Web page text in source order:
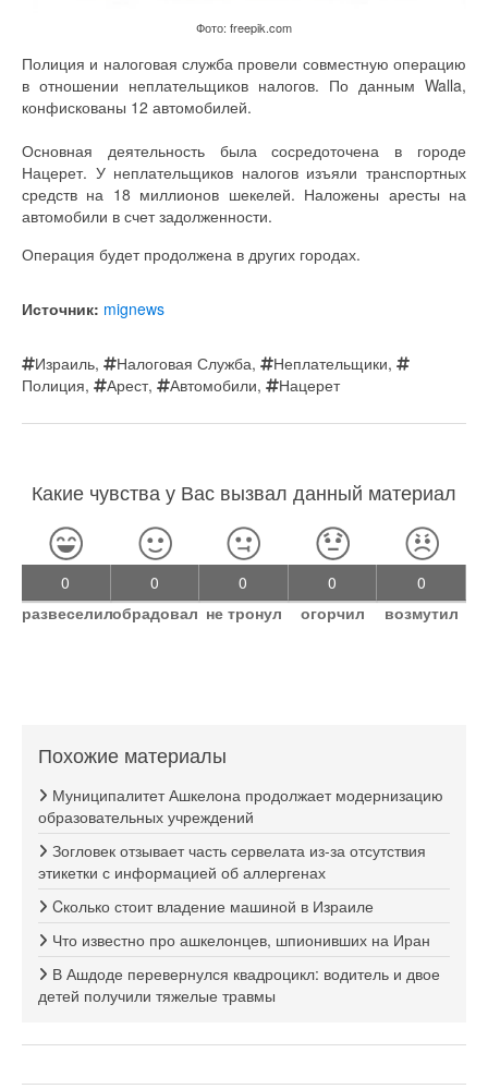
Фото: freepik.com
Полиция и налоговая служба провели совместную операцию
в отношении неплательщиков налогов. По данным Walla,
конфискованы 12 автомобилей.
Основная деятельность была сосредоточена в городе
Нацерет. У неплательщиков налогов изъяли транспортных
средств на 18 миллионов шекелей. Наложены аресты на
автомобили в счет задолженности.
Операция будет продолжена в других городах.
Источник: mignews
Израиль, Налоговая Служба, Неплательщики,
Полиция, Арест, Автомобили, Нацерет
Какие чувства у Вас вызвал данный материал
0
развеселил
0
обрадовал
0
не тронул
0
огорчил
0
возмутил
Похожие материалы
Муниципалитет Ашкелона продолжает модернизацию
образовательных учреждений
Зогловек отзывает часть сервелата из-за отсутствия
этикетки с информацией об аллергенах
Cколько стоит владение машиной в Израиле
Что известно про ашкелонцев, шпионивших на Иран
В Ашдоде перевернулся квадроцикл: водитель и двое
детей получили тяжелые травмы